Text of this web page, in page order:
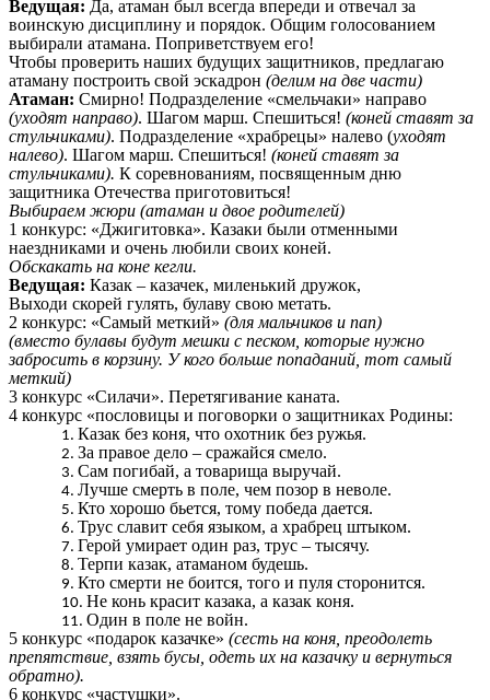
Ведущая: Да, атаман был всегда впереди и отвечал за
воинскую дисциплину и порядок. Общим голосованием
выбирали атамана. Поприветствуем его!
Чтобы проверить наших будущих защитников, предлагаю
атаману построить свой эскадрон (делим на две части)
Атаман: Смирно! Подразделение «смельчаки» направо
(уходят направо). Шагом марш. Спешиться! (коней ставят за
стульчиками). Подразделение «храбрецы» налево (уходят
налево). Шагом марш. Спешиться! (коней ставят за
стульчиками). К соревнованиям, посвященным дню
защитника Отечества приготовиться!
Выбираем жюри (атаман и двое родителей)
1 конкурс: «Джигитовка». Казаки были отменными
наездниками и очень любили своих коней.
Обскакать на коне кегли.
Ведущая: Казак – казачек, миленький дружок,
Выходи скорей гулять, булаву свою метать.
2 конкурс: «Самый меткий» (для мальчиков и пап)
(вместо булавы будут мешки с песком, которые нужно
забросить в корзину. У кого больше попаданий, тот самый
меткий)
3 конкурс «Силачи». Перетягивание каната.
4 конкурс «пословицы и поговорки о защитниках Родины:
Казак без коня, что охотник без ружья.
За правое дело – сражайся смело.
Сам погибай, а товарища выручай.
Лучше смерть в поле, чем позор в неволе.
Кто хорошо бьется, тому победа дается.
Трус славит себя языком, а храбрец штыком.
Герой умирает один раз, трус – тысячу.
Терпи казак, атаманом будешь.
Кто смерти не боится, того и пуля сторонится.
Не конь красит казака, а казак коня.
Один в поле не войн.
5 конкурс «подарок казачке» (сесть на коня, преодолеть
препятствие, взять бусы, одеть их на казачку и вернуться
обратно).
6 конкурс «частушки».